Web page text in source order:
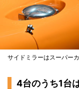
サイドミラーはスーパー
4台のうち1台